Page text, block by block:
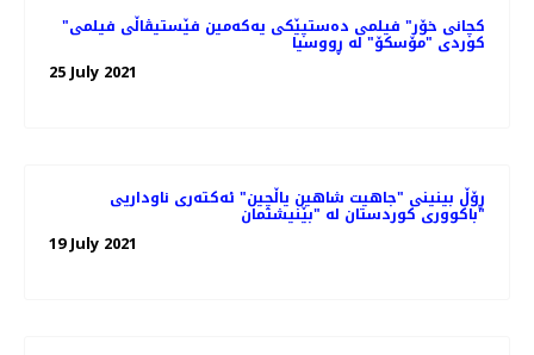
"کچانی خۆر" فیلمی ده‌ستپێکی یه‌که‌‌مین فێستیڤاڵی فیلمی
کوردی "مۆسکۆ" لە ڕووسیا
25 July 2021
ڕۆڵ بینینی "جاهیت شاهین یاڵچین" ئەکتەری ناوداریی
باکووری کوردستان لە "بێنیشتمان"
19 July 2021